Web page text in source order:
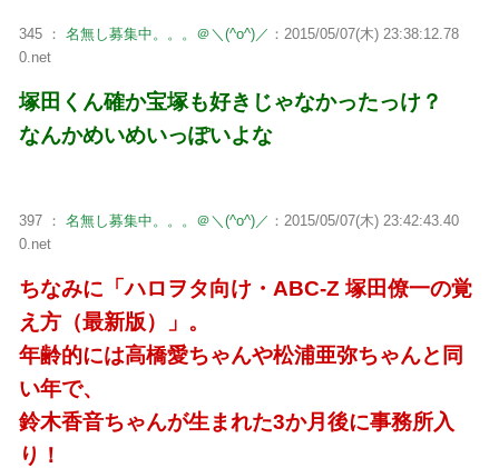
345 ： 名無し募集中。。。＠＼(^o^)／ ：2015/05/07(木) 23:38:12.78
0.net
塚田くん確か宝塚も好きじゃなかったっけ？
なんかめいめいっぽいよな
397 ： 名無し募集中。。。＠＼(^o^)／ ：2015/05/07(木) 23:42:43.40
0.net
ちなみに「ハロヲタ向け・ABC-Z 塚田僚一の覚
え方（最新版）」。
年齢的には高橋愛ちゃんや松浦亜弥ちゃんと同
い年で、
鈴木香音ちゃんが生まれた3か月後に事務所入
り！